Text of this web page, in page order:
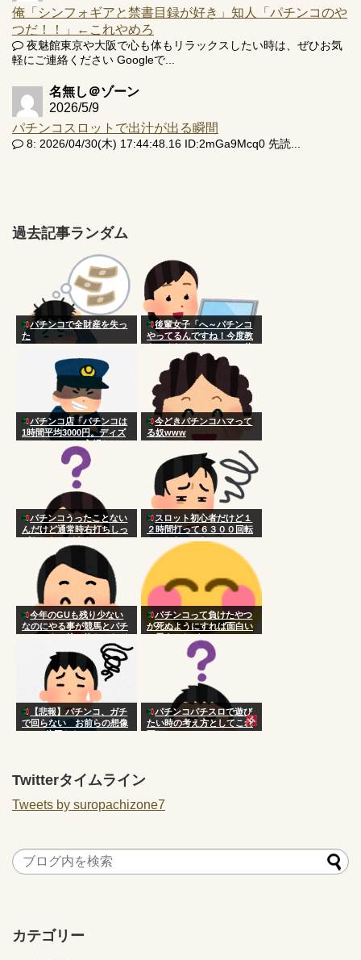
俺「シンフォギアと禁書目録が好き」知人「パチンコのや
つだ！！」←これやめろ
夜魅館東京や大阪で心も体もリラックスしたい時は、ぜひお気
軽にご連絡ください Googleで...
名無し＠ゾーン
2026/5/9
パチンコスロットで出汁が出る瞬間
8: 2026/04/30(木) 17:44:48.16 ID:2mGa9Mcq0 先読...
過去記事ランダム
パチンコで全財産を失っ
た
後輩女子「へ～パチンコ
やってるんですね！今度教
えてくださいよ～ｗ」 俺
「あははｗまぁコツとかな
いけど台選びかなやっぱ
ｗ」
パチンコ店「パチンコは
1時間平均3000円。ディズ
ニーやユニバは入場だけで
1万円かかる。パチンコ店
はボッタクリではない」
今どきパチンコハマって
る奴www
パチンコうったことない
んだけど通常時右打ちしっ
ぱなしだとどうなるの？
スロット初心者だけど１
２時間打って６３００回転
しかしなかった
今年のGUも残り少ない
なのにやる事が競馬とパチ
ンコとウマ娘と終わったド
ラクエのレベル上げと酒し
かないんだが
パチンコって負けたやつ
が死ぬようにすれば面白い
と思うんだが
【悲報】パチンコ、ガチ
で回らない お前らの想像
の100倍回らない
パチンコパチスロで遊び
たい時の考え方としてこれ
正しい？
Twitterタイムライン
Tweets by suropachizone7
カテゴリー